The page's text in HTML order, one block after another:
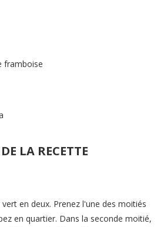
framboise
LA RECETTE
en deux. Prenez l'une des moitiés
en quartier. Dans la seconde moitié,